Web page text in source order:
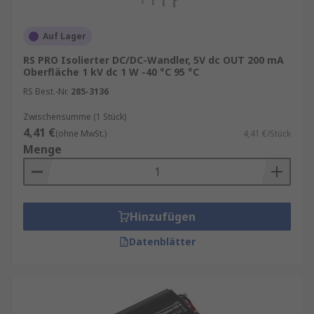
Automotive‑Elektronik
Medizingeräte
Typen von DC/DC‑Wandlern
Je nach Anwendung und Anforderung stehen
verschiedene Bauformen und
Schaltungstopologien zur Verfügung:
IsolierteDC/DC‑Converter:Diese Wandler
bieten einegalvanische Trennung
zwischen Ein‑ und Ausgang. Sie kommen
dort zum Einsatz, wo hohe
Sicherheitsanforderungen bestehen oder
Industrie‑ und Medizintechnik.
Auf Lager
RS PRO Isolierter DC/DC-Wandler, 5V dc OUT 200 mA
Oberfläche 1 kV dc 1 W -40 °C 95 °C
RS Best.-Nr. 285-3136
Zwischensumme (1 Stück)
4,41 €(ohne MwSt.) 4,41 €/Stück
Menge
Hinzufügen
Datenblätter